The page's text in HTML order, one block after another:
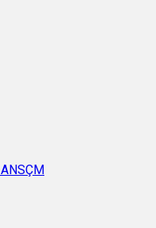
ANSÇM